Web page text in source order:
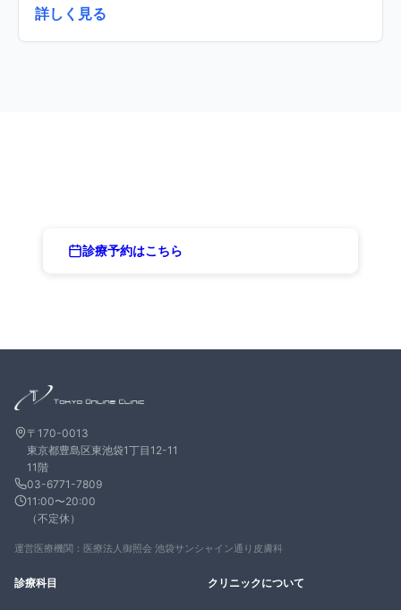
詳しく見る
診療予約はこちら
〒170-0013
東京都豊島区東池袋1丁目12-11
11階
03-6771-7809
11:00〜20:00
（不定休）
運営医療機関：医療法人御照会 池袋サンシャイン通り皮膚科
診療科目 クリニックについて